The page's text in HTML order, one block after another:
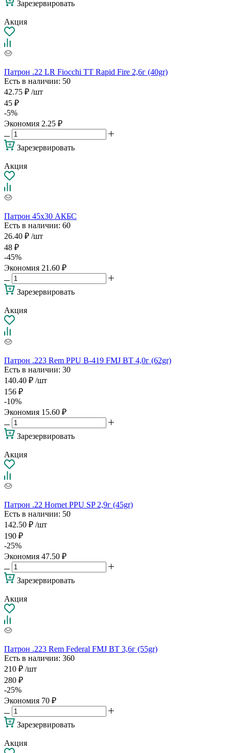
Зарезервировать
Акция
Патрон .22 LR Fiocchi TT Rapid Fire 2,6г (40gr)
Есть в наличии: 50
42.75 ₽ /шт
45 ₽
-5%
Экономия 2.25 ₽
Зарезервировать
Акция
Патрон 45х30 АКБС
Есть в наличии: 60
26.40 ₽ /шт
48 ₽
-45%
Экономия 21.60 ₽
Зарезервировать
Акция
Патрон .223 Rem PPU B-419 FMJ BT 4,0г (62gr)
Есть в наличии: 30
140.40 ₽ /шт
156 ₽
-10%
Экономия 15.60 ₽
Зарезервировать
Акция
Патрон .22 Hornet PPU SP 2,9г (45gr)
Есть в наличии: 50
142.50 ₽ /шт
190 ₽
-25%
Экономия 47.50 ₽
Зарезервировать
Акция
Патрон .223 Rem Federal FMJ BT 3,6г (55gr)
Есть в наличии: 360
210 ₽ /шт
280 ₽
-25%
Экономия 70 ₽
Зарезервировать
Акция